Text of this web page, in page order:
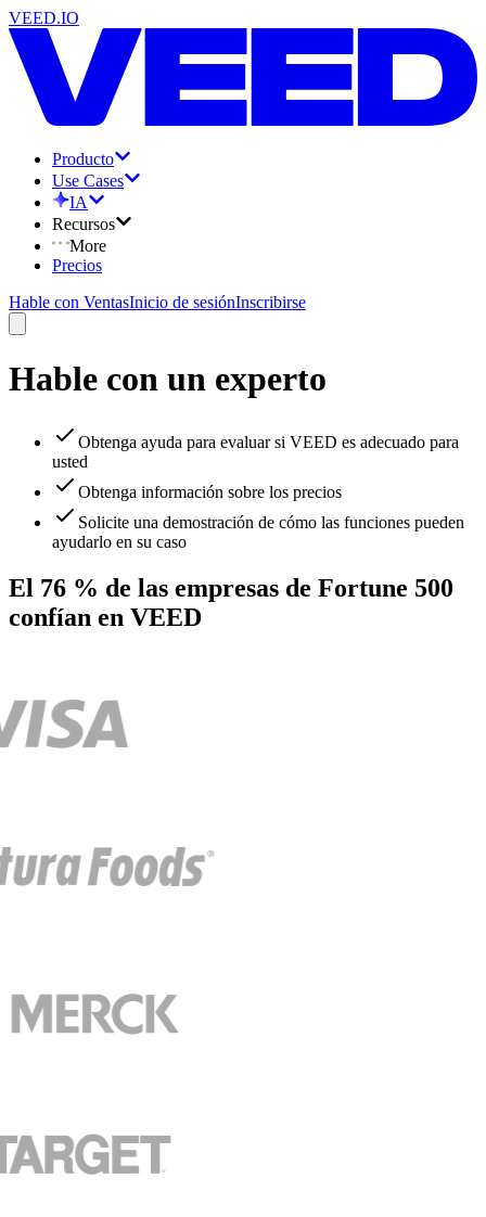
VEED.IO
Producto
Use Cases
IA
Recursos
More
Precios
Hable con VentasInicio de sesiónInscribirse
Hable con un experto
Obtenga ayuda para evaluar si VEED es adecuado para
usted
Obtenga información sobre los precios
Solicite una demostración de cómo las funciones pueden
ayudarlo en su caso
El 76 % de las empresas de Fortune 500
confían en VEED